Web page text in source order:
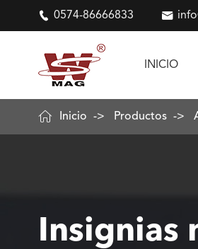
 0574-86666833 
INICIO
 Inicio Productos
Insignias